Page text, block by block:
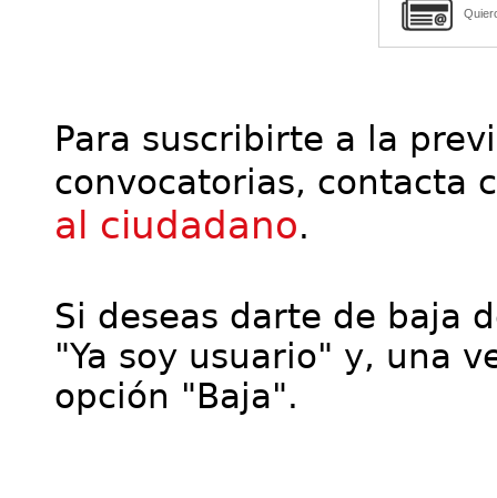
Para suscribirte a la
convocatorias, contacta
al ciudadano.
Si deseas darte de baja
"Ya soy usuario" y, una
opción "Baja".